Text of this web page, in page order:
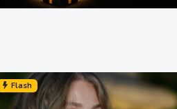
Flash